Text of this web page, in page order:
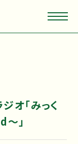
オ「みっく
」